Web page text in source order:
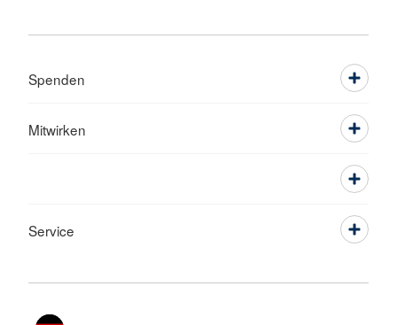
Spenden
Mitwirken
Service
Sprache wechseln zu